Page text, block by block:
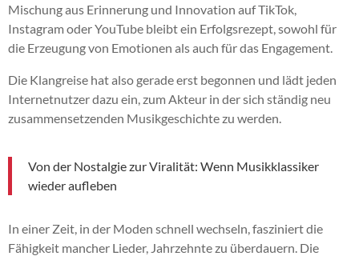
Mischung aus Erinnerung und Innovation auf TikTok,
Instagram oder YouTube bleibt ein Erfolgsrezept, sowohl für
die Erzeugung von Emotionen als auch für das Engagement.
Die Klangreise hat also gerade erst begonnen und lädt jeden
Internetnutzer dazu ein, zum Akteur in der sich ständig neu
zusammensetzenden Musikgeschichte zu werden.
Von der Nostalgie zur Viralität: Wenn Musikklassiker
wieder aufleben
In einer Zeit, in der Moden schnell wechseln, fasziniert die
Fähigkeit mancher Lieder, Jahrzehnte zu überdauern. Die